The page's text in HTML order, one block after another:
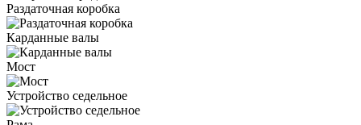
Раздаточная коробка
Карданные валы
Мост
Устройство седельное